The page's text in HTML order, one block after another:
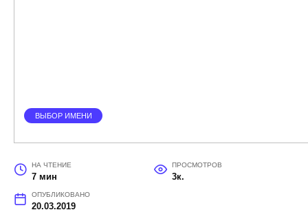
ВЫБОР ИМЕНИ
НА ЧТЕНИЕ
7 мин
ПРОСМОТРОВ
3к.
ОПУБЛИКОВАНО
20.03.2019